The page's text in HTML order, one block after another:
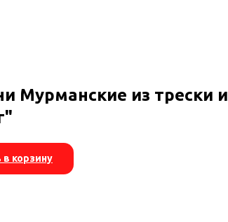
Мурманские из трески
корзину